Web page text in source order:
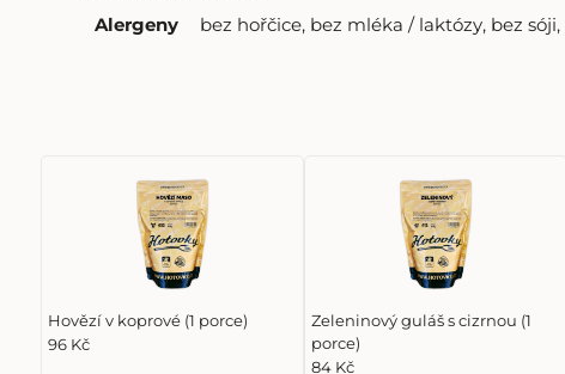
Alergeny
bez hořčice, bez mléka / laktózy, bez sóji,
Hovězí v koprové (1 porce)
96 Kč
Zeleninový guláš s cizrnou (1
porce)
84 Kč